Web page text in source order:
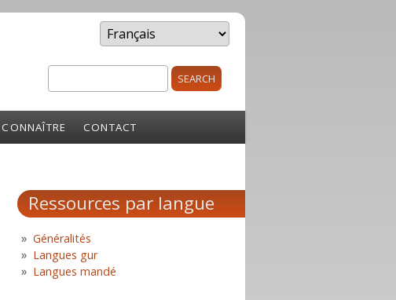
form
CONTACT
Ressources par langue
Généralités
Langues gur
Langues mandé